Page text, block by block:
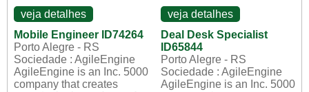
veja detalhes
veja detalhes
Mobile Engineer ID74264
Porto Alegre - RS
Sociedade : AgileEngine
AgileEngine is an Inc. 5000
company that creates
Deal Desk Specialist
ID65844
Porto Alegre - RS
Sociedade : AgileEngine
AgileEngine is an Inc. 5000